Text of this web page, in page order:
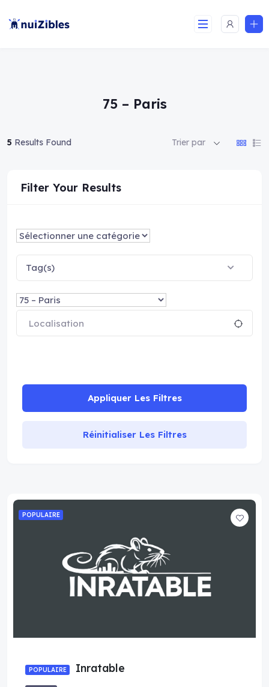
75 – Paris
5 Results Found Trier par
Filter Your Results
Tag(s)
Réinitialiser Les Filtres
Appliquer Les Filtres
POPULAIRE
POPULAIRE Inratable